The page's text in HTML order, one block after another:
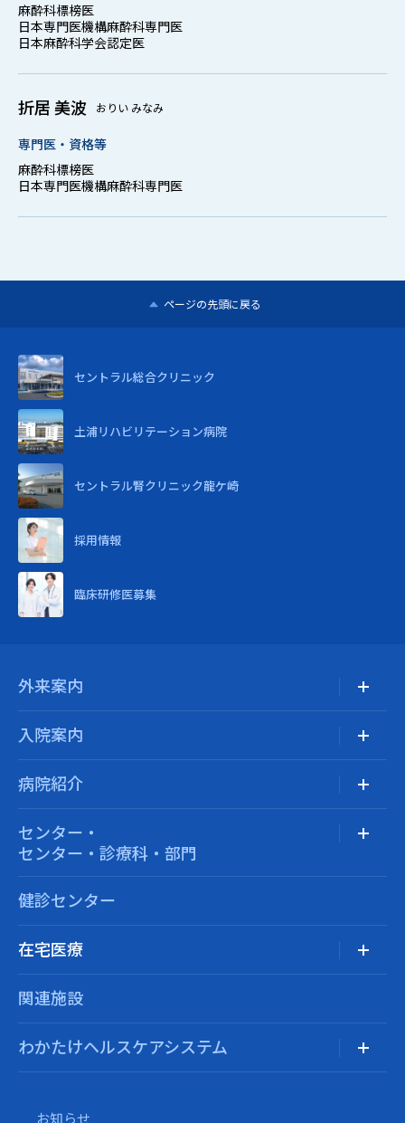
麻酔科標榜医
日本専門医機構麻酔科専門医
日本麻酔科学会認定医
おりい みなみ
折居 美波
専門医・資格等
麻酔科標榜医
日本専門医機構麻酔科専門医
ページの先頭に戻る
セントラル総合クリニック
土浦リハビリテーション病院
セントラル腎クリニック龍ケ崎
採用情報
臨床研修医募集
外来案内
入院案内
病院紹介
センター・
センター・診療科・部門
健診センター
在宅医療
関連施設
わかたけヘルスケアシステム
お知らせ